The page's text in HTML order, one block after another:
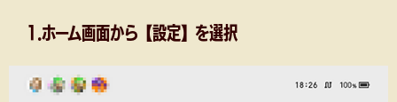
1.ホーム画面から【設定】を選択